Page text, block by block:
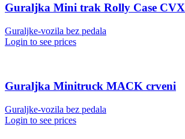
Guraljka Mini trak Rolly Case CVX
Guraljke-vozila bez pedala
Login to see prices
Guraljka Minitruck MACK crveni
Guraljke-vozila bez pedala
Login to see prices